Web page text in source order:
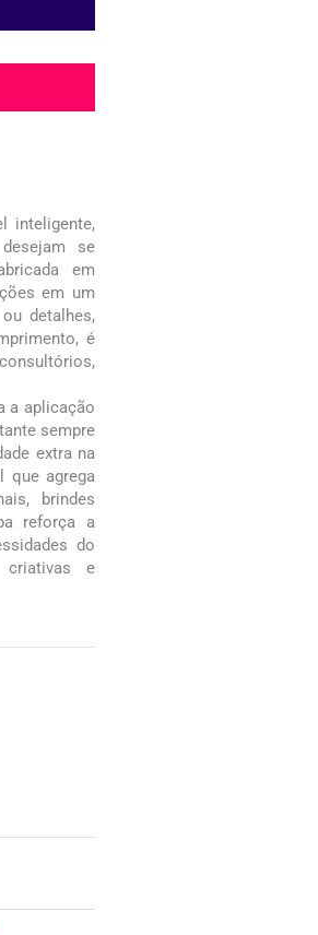
inteligente,
se
em
em um
detalhes,
é
a aplicação
sempre
extra na
que agrega
brindes
reforça a
do
criativas e